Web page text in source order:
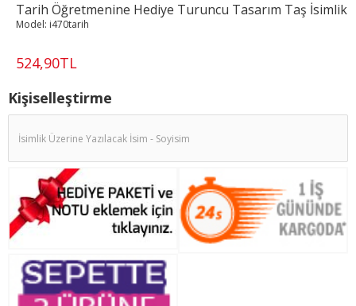
Tarih Öğretmenine Hediye Turuncu Tasarım Taş İsimlik
524,90TL
Model: i470tarih
Kişiselleştirme